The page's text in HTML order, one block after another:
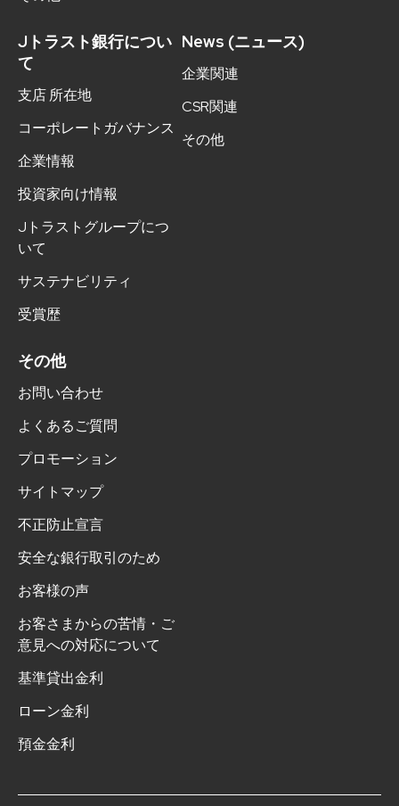
Jトラスト銀行につい
て
支店 所在地
コーポレートガバナンス
企業情報
投資家向け情報
Jトラストグループにつ
いて
サステナビリティ
受賞歴
News (ニュース)
企業関連
CSR関連
その他
その他
お問い合わせ
よくあるご質問
プロモーション
サイトマップ
不正防止宣言
安全な銀行取引のため
お客様の声
お客さまからの苦情・ご
意見への対応について
基準貸出金利
ローン金利
預金金利